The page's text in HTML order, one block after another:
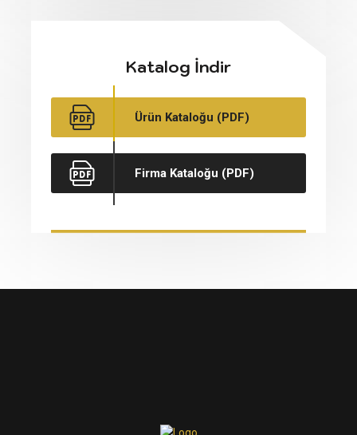
Katalog İndir
Ürün Kataloğu (PDF)
Firma Kataloğu (PDF)